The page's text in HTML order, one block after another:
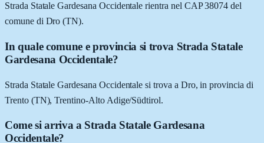
Strada Statale Gardesana Occidentale rientra nel CAP 38074 del
comune di Dro (TN).
In quale comune e provincia si trova Strada Statale
Gardesana Occidentale?
Strada Statale Gardesana Occidentale si trova a Dro, in provincia di
Trento (TN), Trentino-Alto Adige/Südtirol.
Come si arriva a Strada Statale Gardesana
Occidentale?